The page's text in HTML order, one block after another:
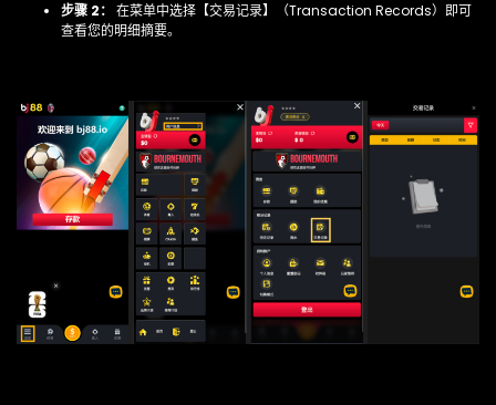
步骤 2： 在菜单中选择【交易记录】（Transaction Records）即可
查看您的明细摘要。